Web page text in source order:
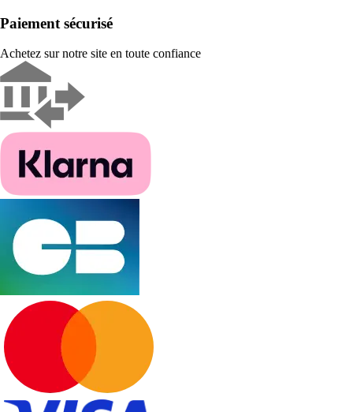
Paiement sécurisé
Achetez sur notre site en toute confiance